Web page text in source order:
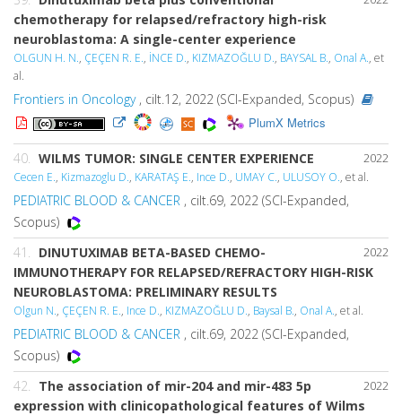
chemotherapy for relapsed/refractory high-risk
neuroblastoma: A single-center experience
OLGUN H. N., ÇEÇEN R. E., İNCE D., KIZMAZOĞLU D., BAYSAL B., Onal A., et
al.
Frontiers in Oncology, cilt.12, 2022 (SCI-Expanded, Scopus)
PlumX Metrics
2022
40. WILMS TUMOR: SINGLE CENTER EXPERIENCE
Cecen E., Kizmazoglu D., KARATAŞ E., Ince D., UMAY C., ULUSOY O., et al.
PEDIATRIC BLOOD & CANCER , cilt.69, 2022 (SCI-Expanded,
Scopus)
2022
41.
DINUTUXIMAB BETA-BASED CHEMO-
IMMUNOTHERAPY FOR RELAPSED/REFRACTORY HIGH-RISK
NEUROBLASTOMA: PRELIMINARY RESULTS
Olgun N., ÇEÇEN R. E., Ince D., KIZMAZOĞLU D., Baysal B., Onal A., et al.
PEDIATRIC BLOOD & CANCER , cilt.69, 2022 (SCI-Expanded,
Scopus)
2022
42.
The association of mir-204 and mir-483 5p
expression with clinicopathological features of Wilms